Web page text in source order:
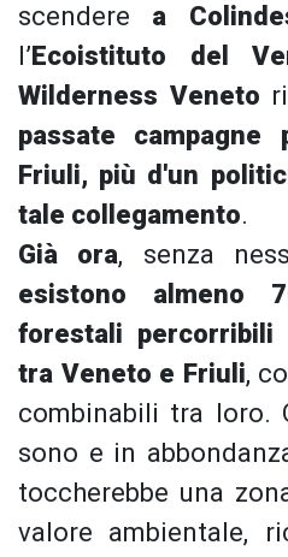
scendere a
l’ Ecoistituto del
Wilderness Veneto
passate
Friuli, più d'un
tale collegamento.
Già ora, senza
esistono almeno
forestali percorribili
tra Veneto e Friuli,
combinabili tra loro.
sono e in
toccherebbe una
valore ambientale,